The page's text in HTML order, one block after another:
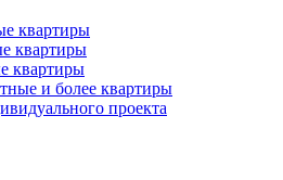
квартиры
квартиры
квартиры
и более квартиры
проекта